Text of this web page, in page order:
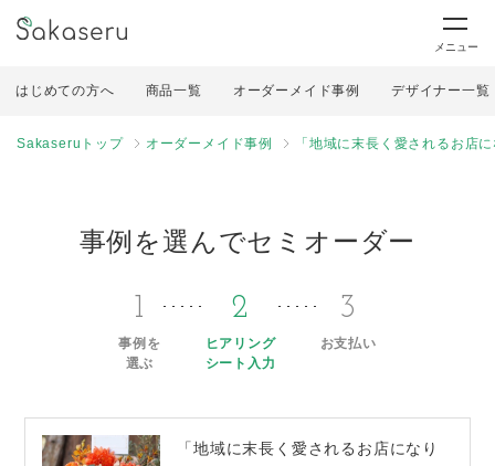
メニュー
はじめての方へ 商品一覧 オーダーメイド事例 デザイナー一覧
Sakaseruトップ オーダーメイド事例 「地域に末長く愛されるお店
事例を選んでセミオーダー
1
事例を
選ぶ
2
ヒアリング
シート入力
3
お支払い
「地域に末長く愛されるお店になり